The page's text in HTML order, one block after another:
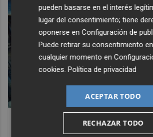
Los pasaportes más poderosos del
pueden basarse en el interés
lugar del consentimiento; tiene
oponerse enConfiguración de
Puede retirar su consentimiento en
cualquier momento en
cookies .Política de privacidad
ACEPTAR TODO
RECHAZAR TODO